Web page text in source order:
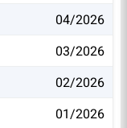
04/2026
03/2026
02/2026
01/2026